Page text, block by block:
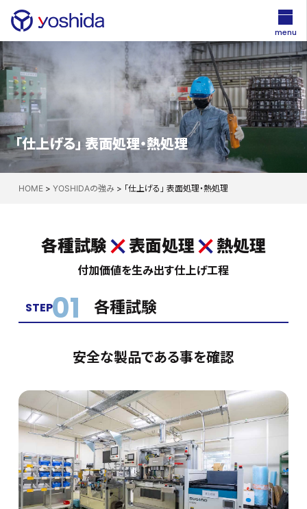
「仕上げる」 表面処理・熱処理
HOME> YOSHIDAの強み > 「仕上げる」 表面処理・熱処理
各種試験 表面処理 熱処理
付加価値を生み出す仕上げ工程
STEP01 各種試験
安全な製品である事を確認
menu